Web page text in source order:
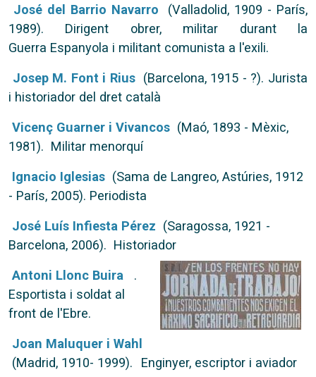
José del Barrio Navarro
(Valladolid, 1909 - París,
1989). Dirigent obrer, militar durant la
Guerra Espanyola i militant comunista a l'exili.
Josep M. Font i Rius (Barcelona, 1915 - ?). Jurista
i historiador del dret català
Vicenç Guarner i Vivancos (Maó, 1893 - Mèxic,
1981). Militar menorquí
Ignacio Iglesias (Sama de Langreo, Astúries, 1912
- París, 2005). Periodista
José Luís Infiesta Pérez (Saragossa, 1921 -
Barcelona, 2006). Historiador
Antoni Llonc Buira
.
Esportista i soldat al
front de l'Ebre.
Joan Maluquer i Wahl
(Madrid, 1910- 1999).
Enginyer, escriptor i aviador